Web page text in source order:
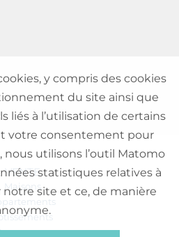
VENTE
Maisons
y compris des cookies
du site ainsi que
liés à l’utilisation de certains
votre consentement pour
utilisons l’outil Matomo
statistiques relatives à
site et ce, de manière